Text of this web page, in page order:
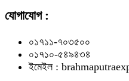
যোগাযোগ :
০১৭১১-৭০৩৫০০
০১৭১০-৫৪৯৪৩৪
ইমেইল :